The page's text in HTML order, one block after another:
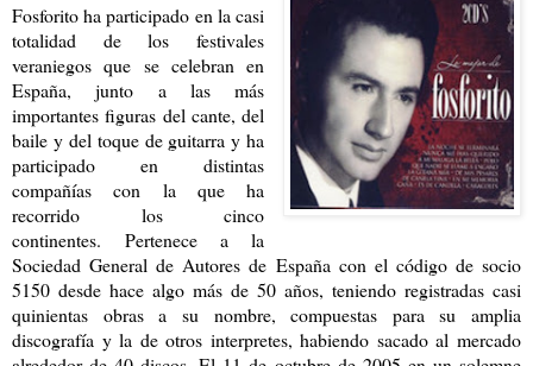
Fosforito ha participado en la casi
totalidad de los festivales
veraniegos que se celebran en
España, junto a las más
importantes figuras del cante, del
baile y del toque de guitarra y ha
participado en distintas
compañías con la que ha
recorrido los cinco
continentes. Pertenece a la
Sociedad General de Autores de España con el código de socio
5150 desde hace algo más de 50 años, teniendo registradas casi
quinientas obras a su nombre, compuestas para su amplia
discografía y la de otros interpretes, habiendo sacado al mercado